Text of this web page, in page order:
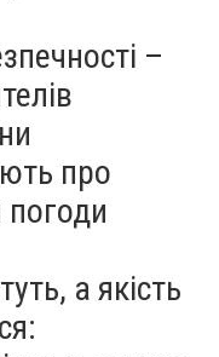
–
про
погоди
а якість